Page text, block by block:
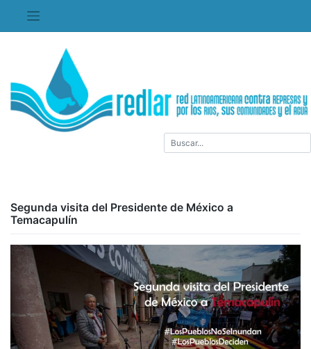
contenido
Segunda visita del Presidente de México a
Temacapulín